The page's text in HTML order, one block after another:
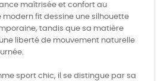
maîtrisée et confort au
modern fit dessine une silhouette
tandis que sa matière
liberté de mouvement naturelle
sport chic, il se distingue par sa